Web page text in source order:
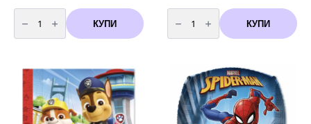
количество
за
Парти
чинии
бели
точки
см
КУПИ
количество
за
Парти
чаши
точки
броя
КУПИ